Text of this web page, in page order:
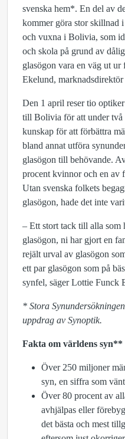
svenska hem*. En del av
kommer göra stor skillnad
och vuxna i Bolivia, som
och skola på grund av
glasögon vara en väg ut
Ekelund,
Den 1 april reser tio
till Bolivia för att under två
kunskap för att förbättra
bland annat utföra
glasögon till behövande.
procent kvinnor och en av
Utan svenska folkets
glasögon, hade det inte
– Ett stort tack till alla som
glasögon, ni har gjort en
rejält urval av glasögon
ett par glasögon som på
synfel, säger Lottie Funck
* Stora
uppdrag av Synoptik.
Fakta om världens syn**
Över 250 miljoner
syn, en siffra som
Över 80 procent av
avhjälpas eller
det bästa och mest